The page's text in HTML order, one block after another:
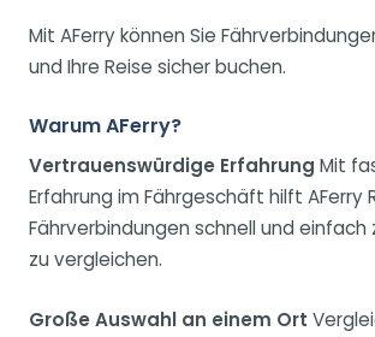
Mit AFerry können Sie
und Ihre Reise sicher buchen.
Warum AFerry?
Vertrauenswürdige Erfahrung Mit
Erfahrung im Fährgeschäft hilft AFerry
Fährverbindungen schnell und einfach
zu vergleichen.
Große Auswahl an einem Ort